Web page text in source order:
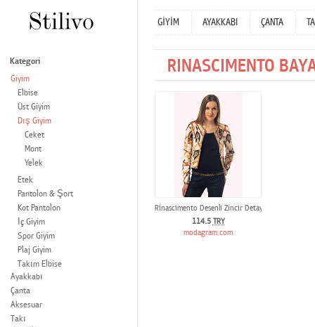
GİYİM AYAKKABI ÇANTA
RINASCIMENTO
Rinascimento Desenli Zincir Detaylı Ceket
114.5 TRY
modagram.com
Kategori
Giyim
Elbise
Üst Giyim
Dış Giyim
Ceket
Mont
Yelek
Etek
Pantolon & Şort
Kot Pantolon
İç Giyim
Spor Giyim
Plaj Giyim
Takım Elbise
Ayakkabı
Çanta
Aksesuar
Takı